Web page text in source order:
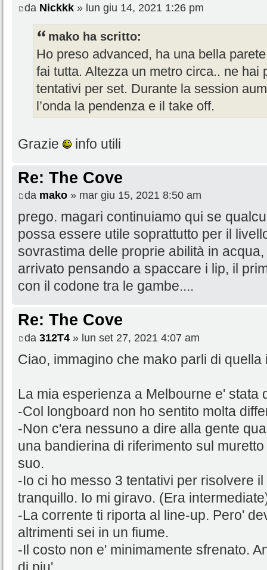
da Nickkk » lun giu 14, 2021 1:26 pm
mako ha scritto:
Ho preso advanced, ha una bella
fai tutta. Altezza un metro circa.. ne hai
tentativi per set. Durante la session
l’onda la pendenza e il take off.
Grazie info utili
Re: The Cove
da mako » mar giu 15, 2021 8:50 am
prego. magari continuiamo qui se
possa essere utile soprattutto per il
sovrastima delle proprie abilità in
arrivato pensando a spaccare i lip, il
con il codone tra le gambe....
Re: The Cove
da 312T4 » lun set 27, 2021 4:07 am
Ciao, immagino che mako parli di quella
La mia esperienza a Melbourne e' stata
-Col longboard non ho sentito molta
-Non c'era nessuno a dire alla gente
una bandierina di riferimento sul
suo.
-Io ci ho messo 3 tentativi per risolvere
tranquillo. Io mi giravo. (Era
-La corrente ti riporta al line-up. Pero'
altrimenti sei in un fiume.
-Il costo non e' minimamente sfrenato.
di piu'.